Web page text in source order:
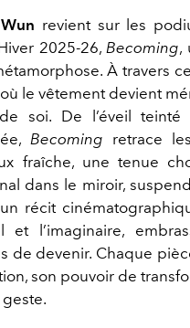
revient sur les
2025-26, Becoming,
À travers
le vêtement devient
soi. De l’éveil teinté
Becoming retrace
fraîche, une tenue
dans le miroir,
récit
l’imaginaire,
de devenir. Chaque
son pouvoir de